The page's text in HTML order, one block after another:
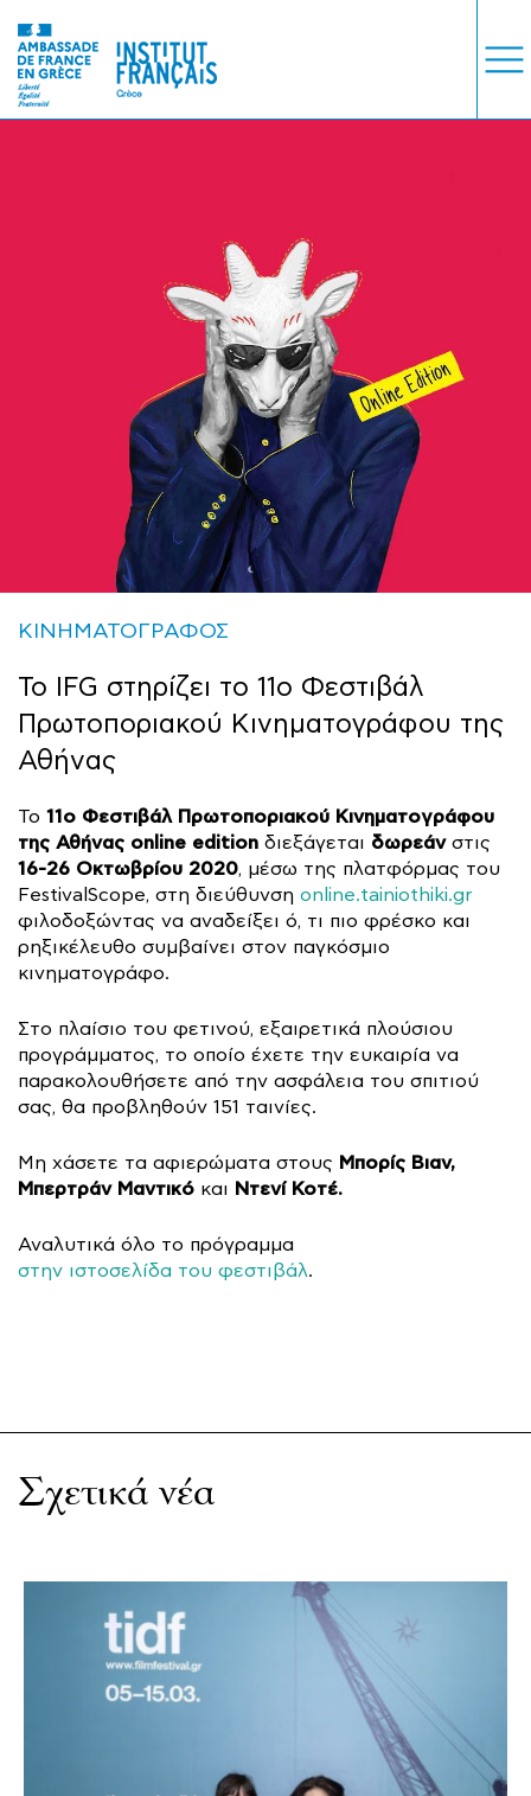
ΚΙΝΗΜΑΤΟΓΡΑΦΟΣ
Το IFG στηρίζει το 11ο Φεστιβάλ
Πρωτοποριακού Κινηματογράφου της
Αθήνας
Το 11ο Φεστιβάλ Πρωτοποριακού Κινηματογράφου
της Αθήνας online edition διεξάγεται δωρεάνστις
16-26 Οκτωβρίου 2020, μέσω της πλατφόρμας του
FestivalScope, στη διεύθυνση online.tainiothiki.gr
φιλοδοξώντας να αναδείξει ό, τι πιο φρέσκο και
ρηξικέλευθο συμβαίνει στον παγκόσμιο
κινηματογράφο.
Στο πλαίσιο του φετινού, εξαιρετικά πλούσιου
προγράμματος, το οποίο έχετε την ευκαιρία να
παρακολουθήσετε από την ασφάλεια του σπιτιού
σας, θα προβληθούν 151 ταινίες.
Μη χάσετε τα αφιερώματα στους Μπορίς Βιαν,
Μπερτράν Μαντικό και Ντενί Κοτέ.
Αναλυτικά όλο το πρόγραμμα
στην ιστοσελίδα του φεστιβάλ.
Σχετικά νέα